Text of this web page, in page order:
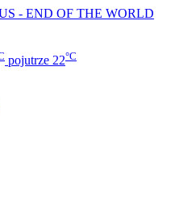
- END OF THE WORLD
pojutrze 22°C